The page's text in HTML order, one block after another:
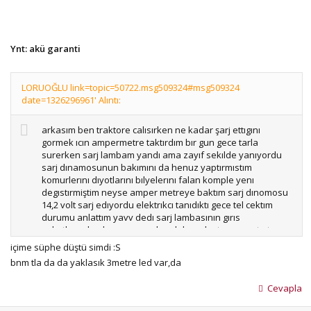
Ynt: akü garanti
LORUOĞLU link=topic=50722.msg509324#msg509324
date=1326296961' Alıntı:
arkasım ben traktore calısırken ne kadar şarj ettıgını
gormek ıcın ampermetre taktırdım bır gun gece tarla
surerken sarj lambam yandı ama zayıf sekılde yanıyordu
sarj dınamosunun bakımını da henuz yaptırmıstım
komurlerını dıyotlarını bılyelerını falan komple yenı
degıstırmiştim neyse amper metreye baktım sarj dınomosu
14,2 volt sarj edıyordu elektrıkcı tanıdıktı gece tel cektım
durumu anlattım yavv dedı sarj lambasının gırıs
soketlerınden bırısı ısınmadan dolayı plastıgı erımıstır tam
temas etmedıgı ıcınde lamba zayıf yanıyordur dınamoda
arıza olsa ampermetre gostermez dedı sen işini bitir sabah
bakarız dedı neyse sabah olunca baktıkki gercektende
haddınden fazla lamba ve teyp tertıbatı var gece hepsı
bırden calısınca kablo yuku cekmemiş kobloyu degıstırdık
içime süphe düştü simdi :S
bnm tla da da yaklasık 3metre led var,da
Cevapla